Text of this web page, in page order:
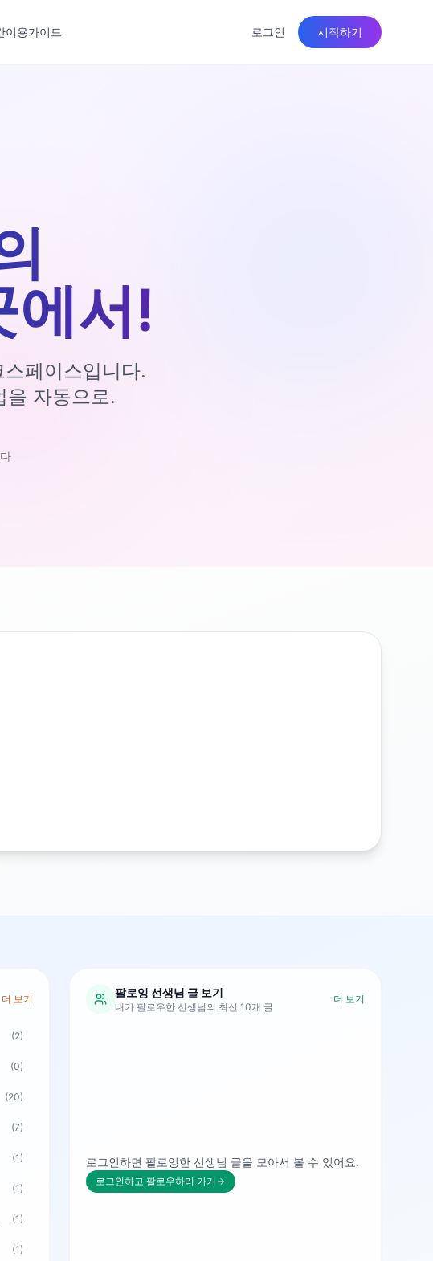
이용가이드 로그인 시작하기
에서!
페이스입니다.
을 자동으로.
더 보기
(2)
(0)
(20)
(7)
(1)
(1)
(1)
(1)
팔로잉 선생님 글 보기
내가 팔로우한 선생님의 최신 10개 글
더 보기
로그인하면 팔로잉한 선생님 글을 모아서 볼 수 있어요.
로그인하고 팔로우하러 가기